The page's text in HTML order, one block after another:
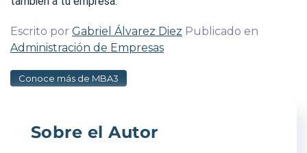
Escrito por Gabriel Álvarez Diez Publicado en
Administración de Empresas
Conoce más de MBA3
Sobre el Autor